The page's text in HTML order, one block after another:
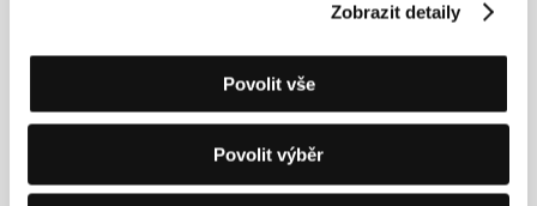
Zobrazit detaily
Povolit vše
Povolit výběr
5 Percy Street, W1T 1DG, London
Spojené království
Fax: +44 207 467 6890
E-mail:eroulla.constantine@in-motionpictures.com